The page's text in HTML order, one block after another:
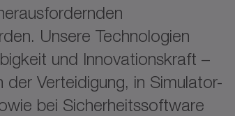
Unsere Technologien
und Innovationskraft –
Verteidigung, in Simulator-
bei Sicherheitssoftware